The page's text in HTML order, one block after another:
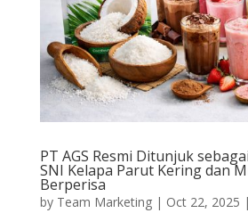
PT AGS Resmi Ditunjuk
SNI Kelapa Parut Kering dan
Berperisa
by Team Marketing| Oct 22, 2025 |